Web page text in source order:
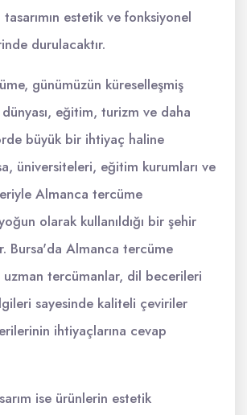
estetik ve fonksiyonel
durulacaktır.
günümüzün küreselleşmiş
dünyası, eğitim, turizm ve daha
büyük bir ihtiyaç haline
üniversiteleri, eğitim kurumları ve
Almanca tercüme
olarak kullanıldığı bir şehir
Bursa'da Almanca tercüme
uzman tercümanlar, dil becerileri
sayesinde kaliteli çeviriler
ihtiyaçlarına cevap
ise ürünlerin estetik